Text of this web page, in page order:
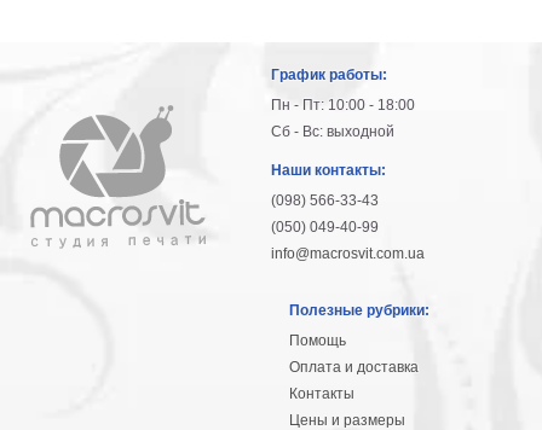
График работы:
Пн - Пт: 10:00 - 18:00
Сб - Вс: выходной
Наши контакты:
(098) 566-33-43
(050) 049-40-99
info@macrosvit.com.ua
Полезные рубрики:
Помощь
Оплата и доставка
Контакты
Цены и размеры